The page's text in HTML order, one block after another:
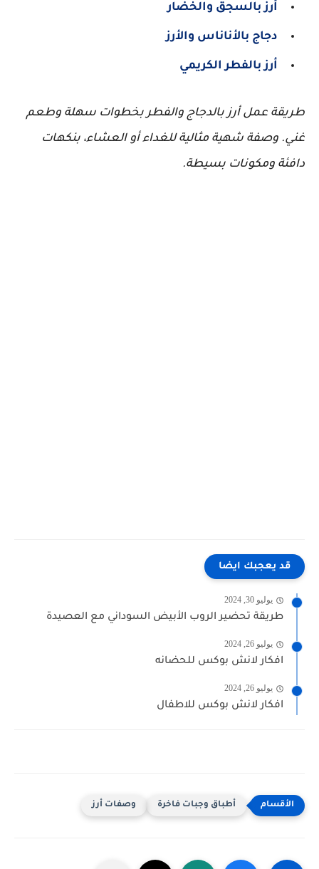
أرز بالسجق والخضار
دجاج بالأناناس والأرز
أرز بالفطر الكريمي
طريقة عمل أرز بالدجاج والفطر بخطوات سهلة وطعم
غني. وصفة شهية مثالية للغداء أو العشاء، بنكهات
دافئة ومكونات بسيطة.
قد يعجبك ايضا
يوليو 30, 2024
طريقة تحضير الروب الأبيض السوداني مع العصيدة
يوليو 26, 2024
افكار لانش بوكس للحضانه
يوليو 26, 2024
افكار لانش بوكس للاطفال
أطباق وجبات فاخرة وصفات أرز